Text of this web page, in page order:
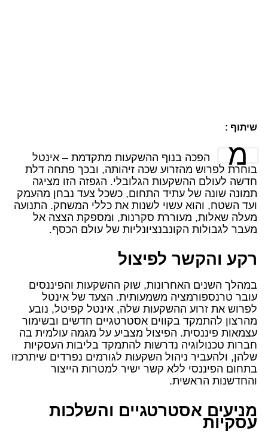
שיתוף :
מ
הפכה בנוף ההשקעות מתקדמת – אינטל
בוחרת לפרוש מהזרוע שכה זיהותה, ובכך פתחה דלת
חדשה לעולם ההשקעות הגלובלי. הגפזה הזו מציגה
תמונה שונה של עתיד התחום, כשכל צעד נבחן מהעמק
ועד השטח, והוא עשוי לשנות את כללי המשחק. התנועה
מעלה שאלות, מעוררת סקרנות, ומספקת הצצה אל
מעבר לגבולות הקונבנציונליות של עולם הכסף.
רקע והקשר לפיצול
במהלך השנים האחרונות, שוק ההשקעות והפיננסים
עובר טרנספורמציה משמעותית. הצעד של אינטל
לפרוש את זרוע ההשקעות שלה, אינטל קפיטל, נובע
מהרצון להתמקד בקווים אסטרטגיים חדשים ובשימור
עצמאות פיננסית. הפיצול מצביע על מגמה עולמית בה
חברות טכנולוגיה נדרשות להתמקד בליבות העסקיות
שלהן, ולהעביר ניהול השקעות לגורמים נפרדים שיתרכזו
בתחום הפיננסי ללא קשר ישיר למטרות הייצור
והחדשנות הראשית.
מניעים אסטרטגיים והשלכות
עסקיות